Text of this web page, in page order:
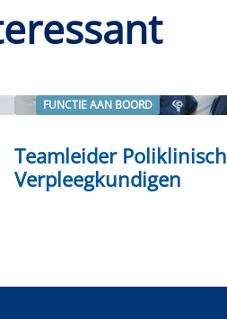
FUNCTIE AAN BOORD
Teamleider Poliklinisch
Verpleegkundigen